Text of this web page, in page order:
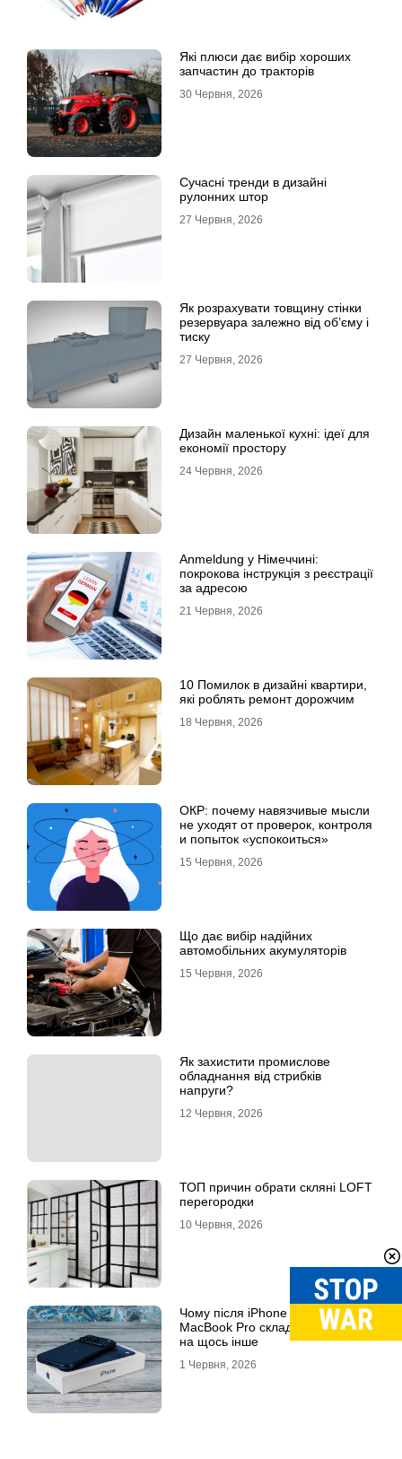
Які плюси дає вибір хороших
запчастин до тракторів
30 Червня, 2026
Сучасні тренди в дизайні
рулонних штор
27 Червня, 2026
Як розрахувати товщину стінки
резервуара залежно від об’єму і
тиску
27 Червня, 2026
Дизайн маленької кухні: ідеї для
економії простору
24 Червня, 2026
Anmeldung у Німеччині:
покрокова інструкція з реєстрації
за адресою
21 Червня, 2026
10 Помилок в дизайні квартири,
які роблять ремонт дорожчим
18 Червня, 2026
ОКР: почему навязчивые мысли
не уходят от проверок, контроля
и попыток «успокоиться»
15 Червня, 2026
Що дає вибір надійних
автомобільних акумуляторів
15 Червня, 2026
Як захистити промислове
обладнання від стрибків
напруги?
12 Червня, 2026
ТОП причин обрати скляні LOFT
перегородки
10 Червня, 2026
Чому після iPhone 17 Pro Max та
MacBook Pro складно перейти
на щось інше
1 Червня, 2026